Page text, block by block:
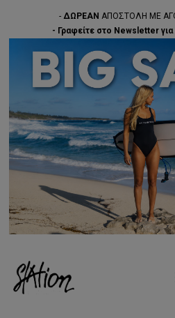
- ΔΩΡΕΑΝ ΑΠΟΣΤΟΛΗ ΜΕ
- Γραφείτε στο Newsletter